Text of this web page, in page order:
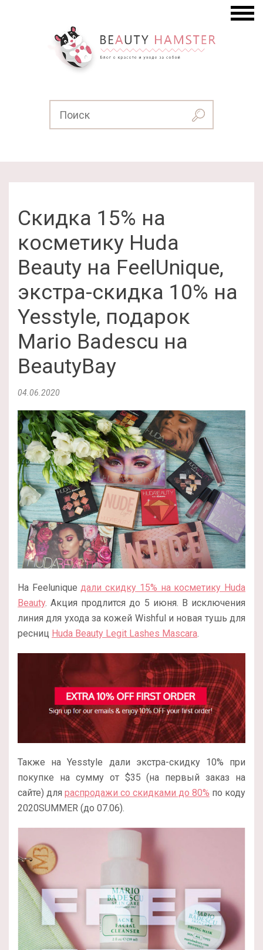
Скидка 15% на
косметику Huda
Beauty на FeelUnique,
экстра-скидка 10% на
Yesstyle, подарок
Mario Badescu на
BeautyBay
04.06.2020
На Feeluniqueдали скидку 15% на косметику Huda
Beauty. Акция продлится до 5 июня. В исключения
линия для ухода за кожей Wishful и новая тушь для
ресниц Huda Beauty Legit Lashes Mascara.
Также на Yesstyle дали экстра-скидку 10% при
покупке на сумму от $35 (на первый заказ на
сайте) для распродажи со скидками до 80% по коду
2020SUMMER (до 07.06).